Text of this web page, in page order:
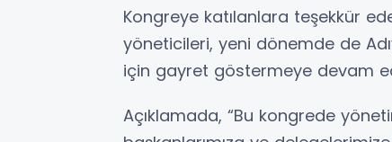
Kongreye katılanlara teşekkür
yöneticileri, yeni dönemde de
için gayret göstermeye devam
Açıklamada, “Bu kongrede